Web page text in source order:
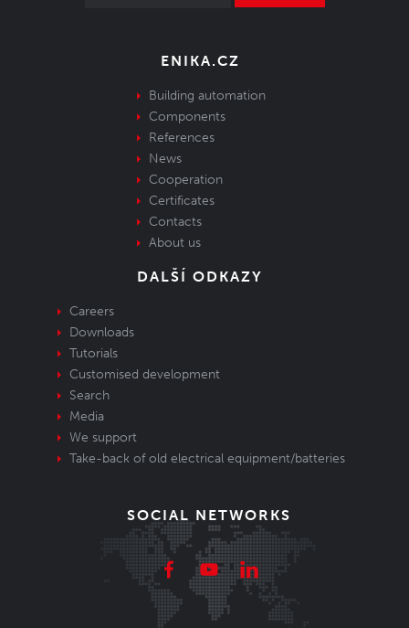
ENIKA.CZ
Building automation
Components
References
News
Cooperation
Certificates
Contacts
About us
DALŠÍ ODKAZY
Careers
Downloads
Tutorials
Customised development
Search
Media
We support
Take-back of old electrical equipment/batteries
SOCIAL NETWORKS